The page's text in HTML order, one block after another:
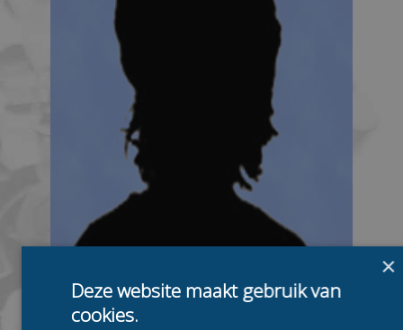
×
Deze website maakt gebruik van
cookies.